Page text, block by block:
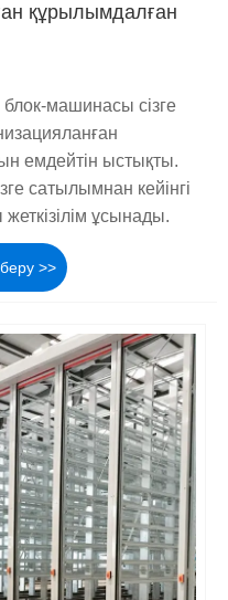
құрылымдалған
блок-машинасы сізге
емдейтін ыстықты.
сатылымнан кейінгі
ұсынады.
>>